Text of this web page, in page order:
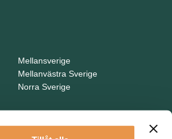
Mellansverige
Mellanvästra Sverige
Norra Sverige